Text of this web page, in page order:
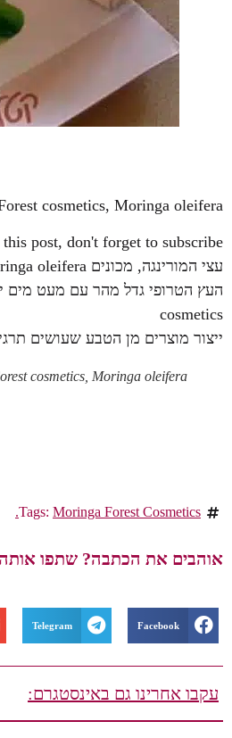
cosmetics, Moringa oleifera
post, don't forget to subscribe!
עצי המורינגה, מכונים Moringa oleifera- מורינגת השמן, יערות עצי המורינגה גדלים ללא ריסוס וחומרי הדברה.
cosmetics
ייצור מוצרים מן הטבע שעושים
cosmetics, Moringa oleifera
Tags: Moringa Forest Cosmetics.
אוהבים את הכתבה? שתפו
Facebook
Telegram
עקבו אחרינו גם באינסטגרם: